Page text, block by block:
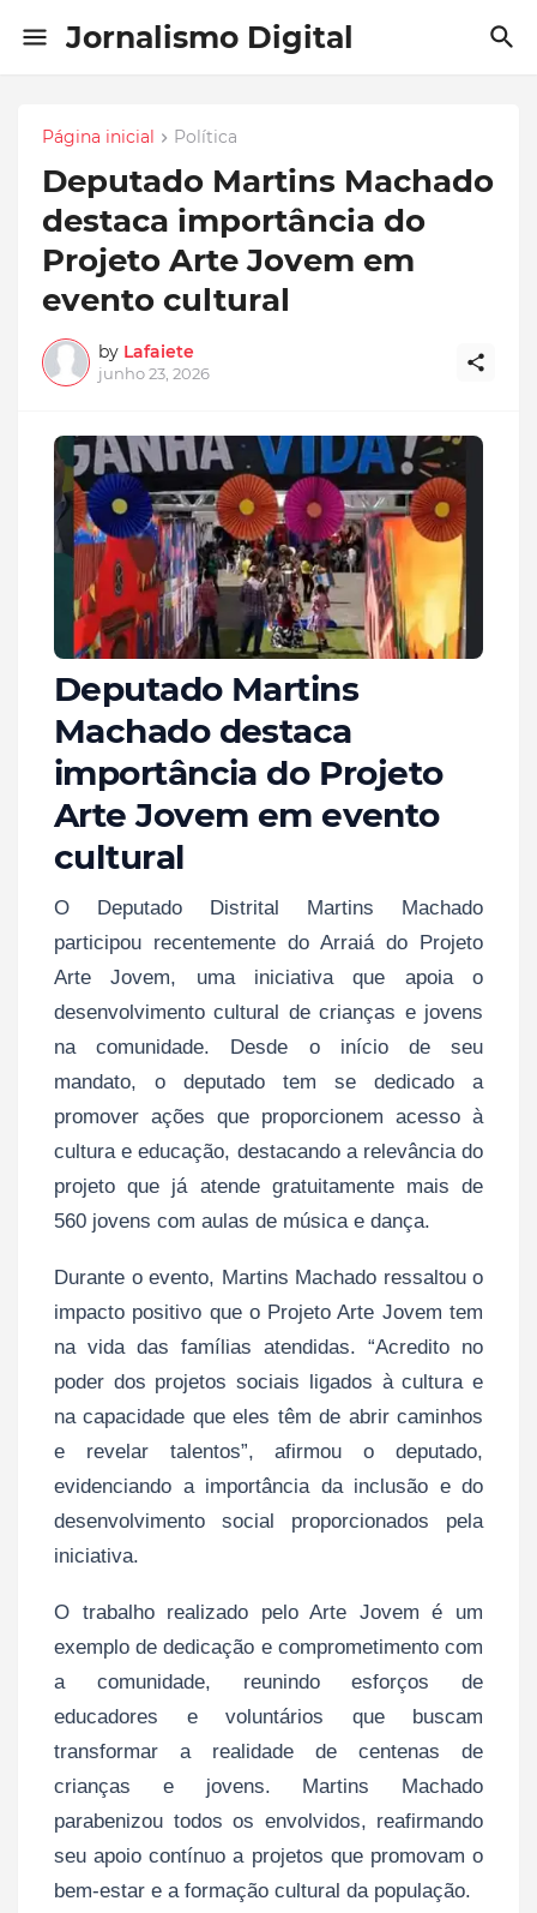
Jornalismo Digital
Página inicial Política
Deputado Martins Machado
destaca importância do
Projeto Arte Jovem em
evento cultural
by Lafaiete
junho 23, 2026
Deputado Martins
Machado destaca
importância do Projeto
Arte Jovem em evento
cultural
O Deputado Distrital Martins Machado
participou recentemente do Arraiá do Projeto
Arte Jovem, uma iniciativa que apoia o
desenvolvimento cultural de crianças e jovens
na comunidade. Desde o início de seu
mandato, o deputado tem se dedicado a
promover ações que proporcionem acesso à
cultura e educação, destacando a relevância do
projeto que já atende gratuitamente mais de
560 jovens com aulas de música e dança.
Durante o evento, Martins Machado ressaltou o
impacto positivo que o Projeto Arte Jovem tem
na vida das famílias atendidas. “Acredito no
poder dos projetos sociais ligados à cultura e
na capacidade que eles têm de abrir caminhos
e revelar talentos”, afirmou o deputado,
evidenciando a importância da inclusão e do
desenvolvimento social proporcionados pela
iniciativa.
O trabalho realizado pelo Arte Jovem é um
exemplo de dedicação e comprometimento com
a comunidade, reunindo esforços de
educadores e voluntários que buscam
transformar a realidade de centenas de
crianças e jovens. Martins Machado
parabenizou todos os envolvidos, reafirmando
seu apoio contínuo a projetos que promovam o
bem-estar e a formação cultural da população.